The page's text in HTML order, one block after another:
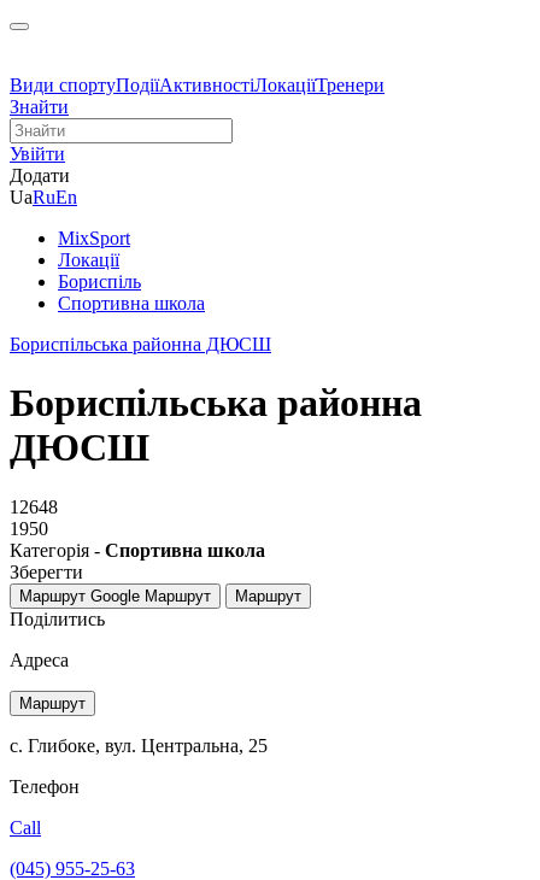
Види спортуПодіїАктивностіЛокаціїТренери
Знайти
Увійти
Додати
UaRuEn
MixSport
Локації
Бориспіль
Спортивна школа
Бориспільська районна ДЮСШ
Бориспільська районна
ДЮСШ
12648
1950
Категорія - Спортивна школа
Зберегти
Маршрут Google Маршрут Маршрут
Поділитись
Адреса
Маршрут
с. Глибоке, вул. Центральна, 25
Телефон
Call
(045) 955-25-63